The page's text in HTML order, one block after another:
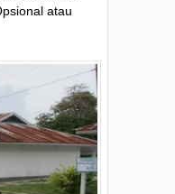
atau